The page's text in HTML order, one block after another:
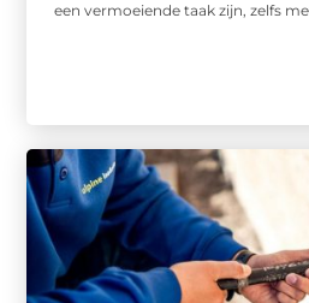
een vermoeiende taak zijn, zelfs